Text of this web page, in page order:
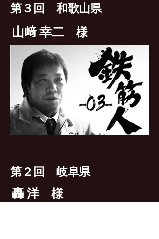
第３回 和歌山県
山﨑 幸二 様
第２回 岐阜県
轟 洋様